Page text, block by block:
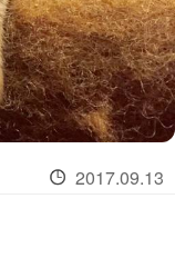
2017.09.13